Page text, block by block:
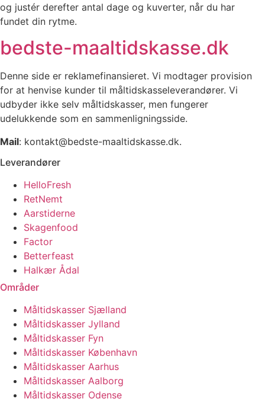
og justér derefter antal dage og kuverter, når du har
fundet din rytme.
bedste-maaltidskasse.dk
Denne side er reklamefinansieret. Vi modtager provision
for at henvise kunder til måltidskasseleverandører. Vi
udbyder ikke selv måltidskasser, men fungerer
udelukkende som en sammenligningsside.
Mail: kontakt@bedste-maaltidskasse.dk.
Leverandører
HelloFresh
RetNemt
Aarstiderne
Skagenfood
Factor
Betterfeast
Halkær Ådal
Områder
Måltidskasser Sjælland
Måltidskasser Jylland
Måltidskasser Fyn
Måltidskasser København
Måltidskasser Aarhus
Måltidskasser Aalborg
Måltidskasser Odense